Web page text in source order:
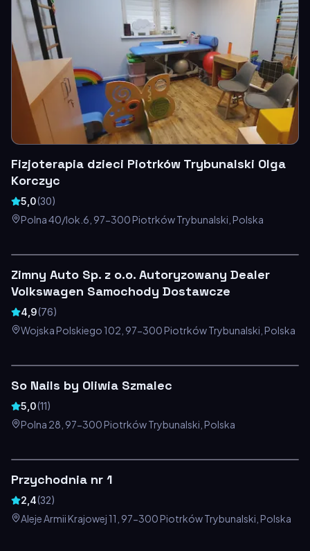
Fizjoterapia dzieci Piotrków Trybunalski Olga
Korczyc
5,0(30)
Polna 40/lok.6, 97-300 Piotrków Trybunalski, Polska
Zimny Auto Sp. z o.o. Autoryzowany Dealer
Volkswagen Samochody Dostawcze
4,9(76)
Wojska Polskiego 102, 97-300 Piotrków Trybunalski, Polska
So Nails by Oliwia Szmalec
5,0(11)
Polna 28, 97-300 Piotrków Trybunalski, Polska
Przychodnia nr 1
2,4(32)
Aleje Armii Krajowej 11, 97-300 Piotrków Trybunalski, Polska